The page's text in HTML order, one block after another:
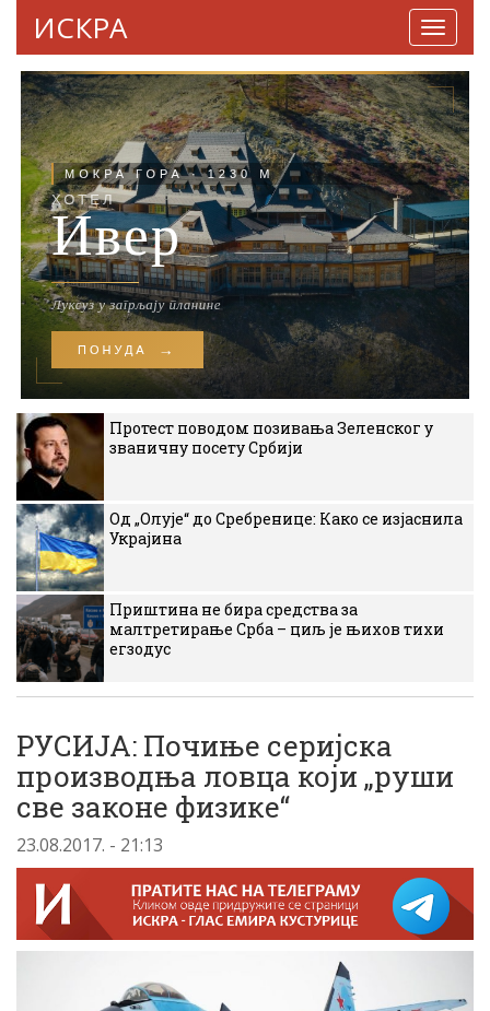
ИСКРА
Протест поводом позивања Зеленског у
званичну посету Србији
Од „Олује“ до Сребренице: Како се изјаснила
Украјина
Приштина не бира средства за
малтретирање Срба – циљ је њихов тихи
егзодус
РУСИЈА: Почиње серијска
производња ловца који „руши
све законе физике“
23.08.2017. - 21:13